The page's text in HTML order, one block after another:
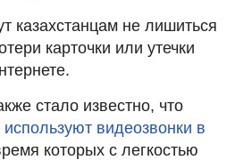
казахстанцам не лишиться
карточки или утечки
стало известно, что
видеозвонки в
которых с легкостью